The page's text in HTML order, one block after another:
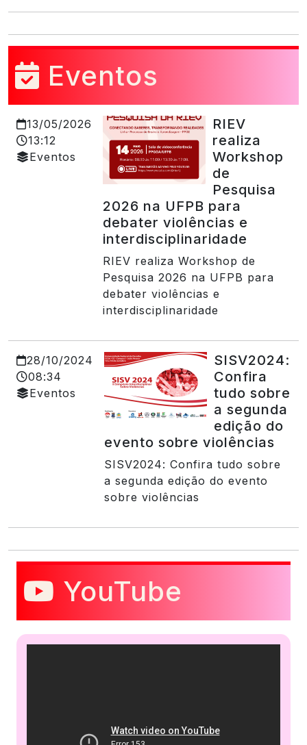
Eventos
13/05/2026
13:12
Eventos
RIEV
realiza
Workshop
de
Pesquisa
2026 na UFPB para
debater violências e
interdisciplinaridade
RIEV realiza Workshop de
Pesquisa 2026 na UFPB para
debater violências e
interdisciplinaridade
28/10/2024
08:34
Eventos
SISV2024:
Confira
tudo sobre
a segunda
edição do
evento sobre violências
SISV2024: Confira tudo sobre
a segunda edição do evento
sobre violências
YouTube